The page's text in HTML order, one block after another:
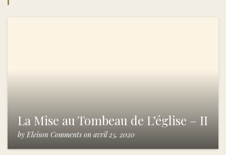
La Mise au Tombeau de L’église – II
by Eleison Comments on avril 25, 2020